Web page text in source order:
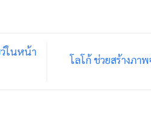
ในหน้า
โลโก้ ช่วยสร้างภา